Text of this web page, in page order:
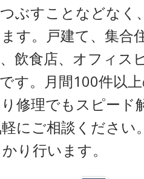
ぶすことなどなく
す。戸建て、集合
飲食店、オフィス
す。月間100件以
修理でもスピード
にご相談ください
り行います。